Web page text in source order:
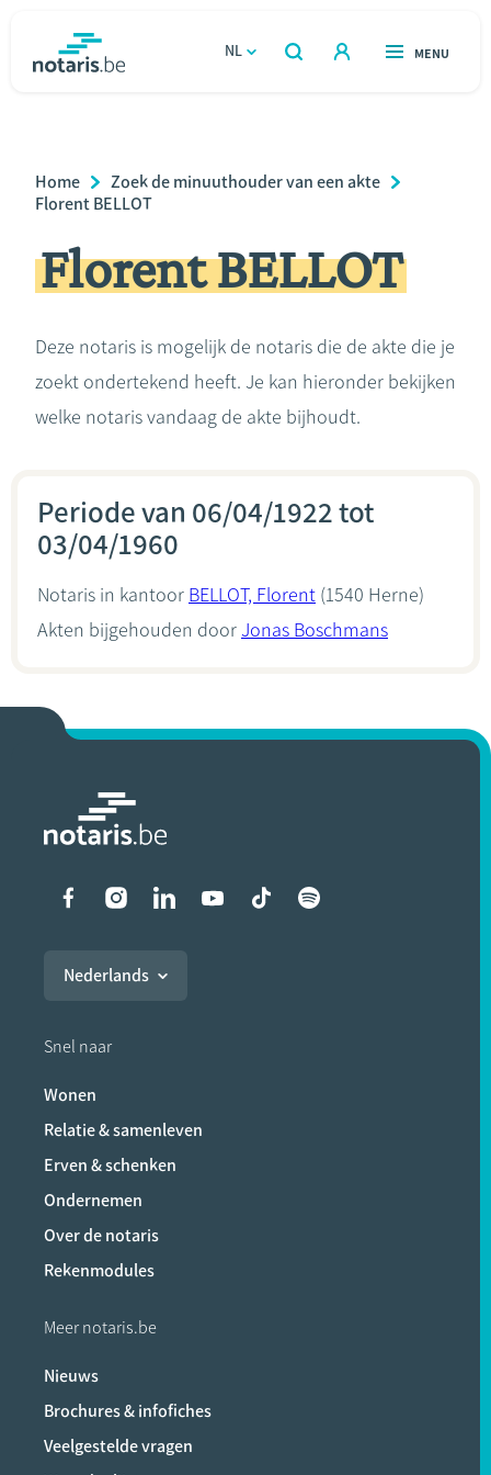
gaan
NL
OPEN
ZOEKEN
OPEN
MENU
Relatie & samenleven
Erven & schenken
Over de notaris
Breadcrumb
Home
Zoek de minuuthouder van een akte
Florent BELLOT
Florent BELLOT
Deze notaris is mogelijk de notaris die de akte die je
zoekt ondertekend heeft. Je kan hieronder bekijken
welke notaris vandaag de akte bijhoudt.
Periode van 06/04/1922 tot
03/04/1960
Notaris in kantoor BELLOT, Florent (1540 Herne)
Akten bijgehouden door Jonas Boschmans
Liens vers les réseaux
Nederlands
Snel naar
Wonen
Relatie & samenleven
Erven & schenken
Ondernemen
Over de notaris
Rekenmodules
Meer notaris.be
Nieuws
Brochures & infofiches
Veelgestelde vragen